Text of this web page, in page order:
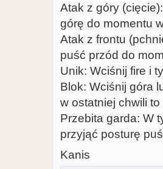
Atak z góry
górę do momentu
Atak z frontu
puść przód do
Unik: Wciśnij fire i
Blok: Wciśnij góra
w ostatniej chwili
Przebita garda: W
przyjąć posturę
Kanis